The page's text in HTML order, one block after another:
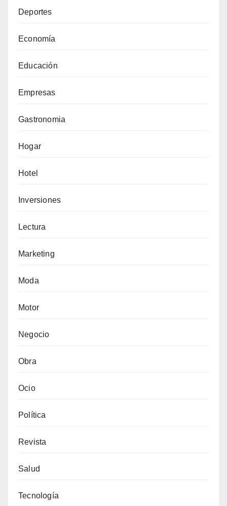
Deportes
Economía
Educación
Empresas
Gastronomia
Hogar
Hotel
Inversiones
Lectura
Marketing
Moda
Motor
Negocio
Obra
Ocio
Política
Revista
Salud
Tecnología